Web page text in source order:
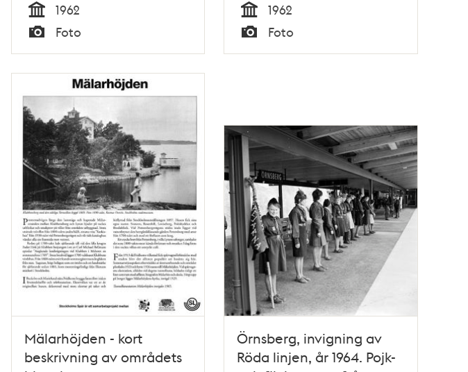
Tid
1962
Typ
Foto Tid
1962
Typ
Foto
Mälarhöjden - kort
beskrivning av områdets
Örnsberg, invigning av
Röda linjen, år 1964. Pojk-